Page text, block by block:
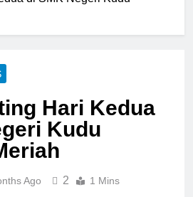
Hari Kedua
Kudu
Ago 2 1 Mins